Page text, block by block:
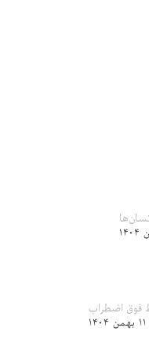
فوق اضطراب
۱۱ بهمن ۱۴۰۴